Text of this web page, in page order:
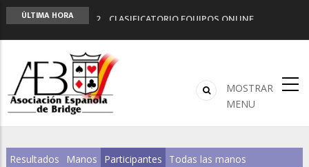
ÚLTIMA HORA
2º CLASIFICATORIO EQUIPOS ONLINE
ANUNCIATE EN NUESTRA REVISTA
NUEVA PROGRAMACIÓN TORNEOS FUNBRIDGE
LIGA 11ª
MOSTRAR
MENU
Resultados Manos Participantes Todas las manos